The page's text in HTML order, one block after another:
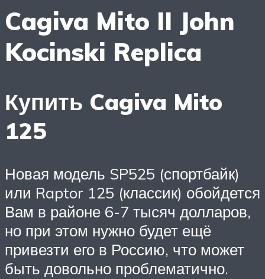
Cagiva Mito II John
Kocinski Replica
Купить Cagiva Mito
125
Новая модель SP525 (спортбайк)
или Raptor 125 (классик) обойдется
Вам в районе 6-7 тысяч долларов,
но при этом нужно будет ещё
привезти его в Россию, что может
быть довольно проблематично.